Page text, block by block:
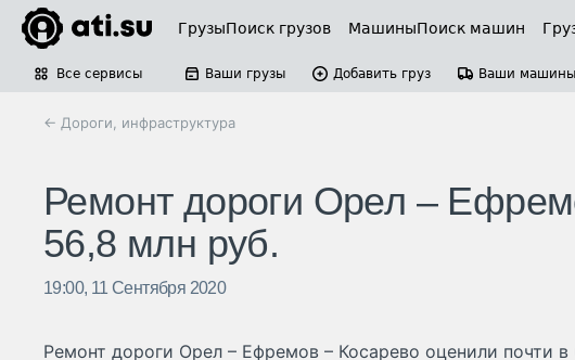
ГрузыПоиск грузов МашиныПоиск машин
Все сервисы Ваши грузы Добавить груз Ваши машины
← Дороги, инфраструктура
Ремонт дороги Орел –
56,8 млн руб.
19:00, 11 Сентября 2020
Ремонт дороги Орел – Ефремов – Косарево оценили почти